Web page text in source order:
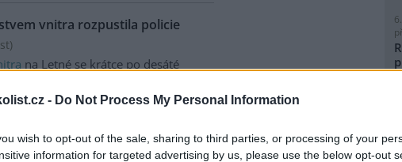
- Do Not Process My Personal Information
wish to opt-out of the sale, sharing to third parties, or processing of your
information for targeted advertising by us, please use the below opt-out
vnitra rozpustila policie
na Letné se krátce po desáté
požadující propuštění
údajných excesů na
brutality. Před jedenáctou
shromáždilo asi dvě stě
hudebními nástroji.